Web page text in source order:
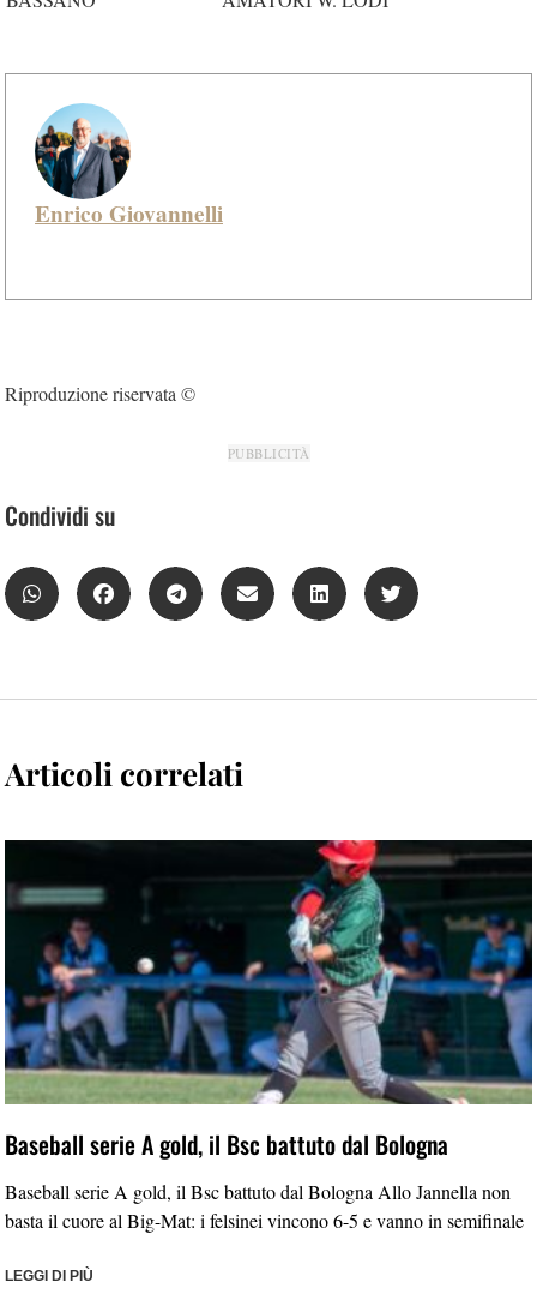
Enrico Giovannelli
Riproduzione riservata ©
PUBBLICITÀ
Condividi su
Articoli correlati
Baseball serie A gold, il Bsc battuto dal Bologna
Baseball serie A gold, il Bsc battuto dal Bologna Allo Jannella non
basta il cuore al Big-Mat: i felsinei vincono 6-5 e vanno in semifinale
LEGGI DI PIÙ